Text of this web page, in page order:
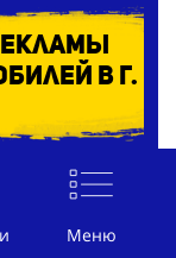
Меню
в г.